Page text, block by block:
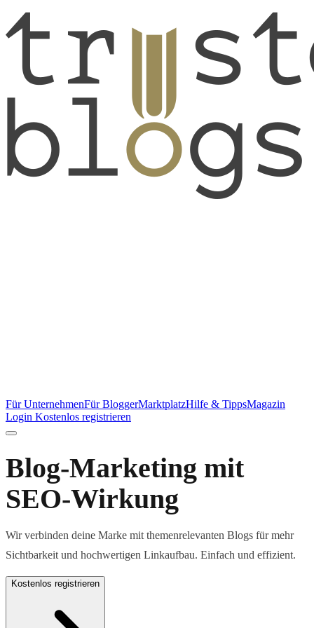
Für UnternehmenFür BloggerMarktplatzHilfe & TippsMagazin
Login Kostenlos registrieren
Blog-Marketing mit
SEO-Wirkung
Wir verbinden deine Marke mit themenrelevanten Blogs für mehr
Sichtbarkeit und hochwertigen Linkaufbau. Einfach und effizient.
Kostenlos registrieren